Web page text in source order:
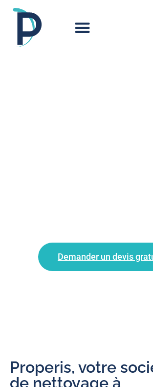
Demander un devis
Properis, votre
de nettoyage à